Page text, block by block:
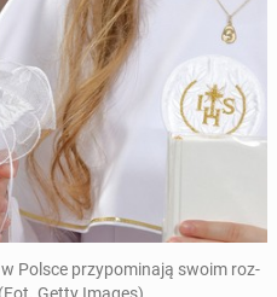
Polsce przy­pom­i­na­ją swoim roz­
Getty Images)